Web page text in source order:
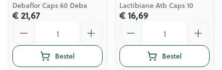
Debaflor Caps 60 Deba
€ 21,67
Bestel
Lactibiane Atb Caps 10
€ 16,69
Bestel